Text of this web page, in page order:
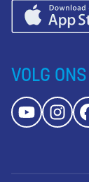
VOLG ONS